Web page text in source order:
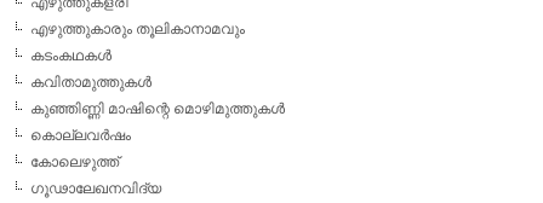
എഴുത്തുകാരും തൂലികാനാമവും
കടംകഥകള്‍
കവിതാമുത്തുകള്‍
കുഞ്ഞിണ്ണി മാഷിന്റെ മൊഴിമുത്തുകള്‍
കൊല്ലവര്‍ഷം
കോലെഴുത്ത്
ഗൂഢാലേഖനവിദ്യ